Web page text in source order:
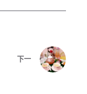
下一